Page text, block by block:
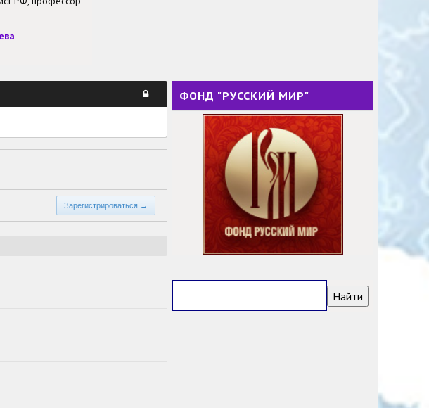
Зарегистрироваться →
ФОНД "РУССКИЙ МИР"